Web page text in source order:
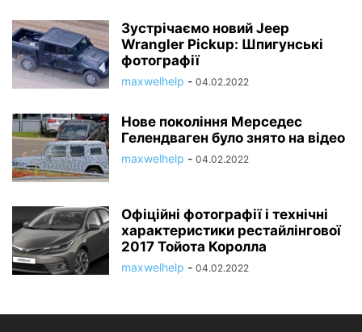
Зустрічаємо новий Jeep
Wrangler Pickup: Шпигунські
фотографії
maxwelhelp - 04.02.2022
Нове покоління Мерседес
Гелендваген було знято на відео
maxwelhelp - 04.02.2022
Офіційні фотографії і технічні
характеристики рестайлінгової
2017 Тойота Королла
maxwelhelp - 04.02.2022